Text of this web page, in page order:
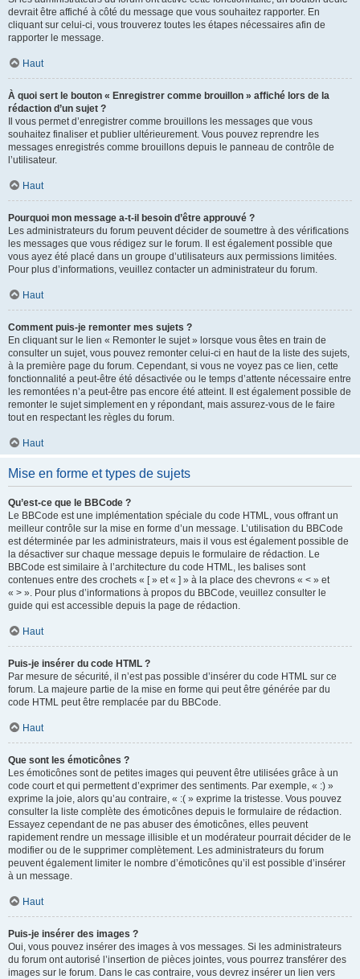
devrait être affiché à côté du message que vous souhaitez rapporter. En
cliquant sur celui-ci, vous trouverez toutes les étapes nécessaires afin de
rapporter le message.
Haut
À quoi sert le bouton « Enregistrer comme brouillon » affiché lors de la
rédaction d’un sujet ?
Il vous permet d’enregistrer comme brouillons les messages que vous
souhaitez finaliser et publier ultérieurement. Vous pouvez reprendre les
messages enregistrés comme brouillons depuis le panneau de contrôle de
l’utilisateur.
Haut
Pourquoi mon message a-t-il besoin d’être approuvé ?
Les administrateurs du forum peuvent décider de soumettre à des vérifications
les messages que vous rédigez sur le forum. Il est également possible que
vous ayez été placé dans un groupe d’utilisateurs aux permissions limitées.
Pour plus d’informations, veuillez contacter un administrateur du forum.
Haut
Comment puis-je remonter mes sujets ?
En cliquant sur le lien « Remonter le sujet » lorsque vous êtes en train de
consulter un sujet, vous pouvez remonter celui-ci en haut de la liste des sujets,
à la première page du forum. Cependant, si vous ne voyez pas ce lien, cette
fonctionnalité a peut-être été désactivée ou le temps d’attente nécessaire entre
les remontées n’a peut-être pas encore été atteint. Il est également possible de
remonter le sujet simplement en y répondant, mais assurez-vous de le faire
tout en respectant les règles du forum.
Haut
Mise en forme et types de sujets
Qu’est-ce que le BBCode ?
Le BBCode est une implémentation spéciale du code HTML, vous offrant un
meilleur contrôle sur la mise en forme d’un message. L’utilisation du BBCode
est déterminée par les administrateurs, mais il vous est également possible de
la désactiver sur chaque message depuis le formulaire de rédaction. Le
BBCode est similaire à l’architecture du code HTML, les balises sont
contenues entre des crochets « [ » et « ] » à la place des chevrons « < » et
« > ». Pour plus d’informations à propos du BBCode, veuillez consulter le
guide qui est accessible depuis la page de rédaction.
Haut
Puis-je insérer du code HTML ?
Par mesure de sécurité, il n’est pas possible d’insérer du code HTML sur ce
forum. La majeure partie de la mise en forme qui peut être générée par du
code HTML peut être remplacée par du BBCode.
Haut
Que sont les émoticônes ?
Les émoticônes sont de petites images qui peuvent être utilisées grâce à un
code court et qui permettent d’exprimer des sentiments. Par exemple, « :) »
exprime la joie, alors qu’au contraire, « :( » exprime la tristesse. Vous pouvez
consulter la liste complète des émoticônes depuis le formulaire de rédaction.
Essayez cependant de ne pas abuser des émoticônes, elles peuvent
rapidement rendre un message illisible et un modérateur pourrait décider de le
modifier ou de le supprimer complètement. Les administrateurs du forum
peuvent également limiter le nombre d’émoticônes qu’il est possible d’insérer
à un message.
Haut
Puis-je insérer des images ?
Oui, vous pouvez insérer des images à vos messages. Si les administrateurs
du forum ont autorisé l’insertion de pièces jointes, vous pourrez transférer des
images sur le forum. Dans le cas contraire, vous devrez insérer un lien vers